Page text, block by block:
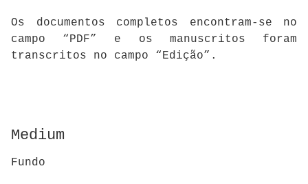
Os documentos completos encontram-se no
campo “PDF” e os manuscritos foram
transcritos no campo “Edição”.
Medium
Fundo